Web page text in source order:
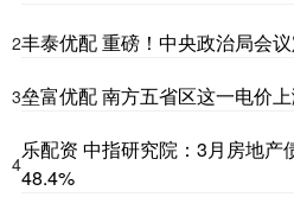
2丰泰优配 重磅！中央政治局会
3垒富优配 南方五省区这一电价
4
乐配资 中指研究院：3月房地产
48.4%